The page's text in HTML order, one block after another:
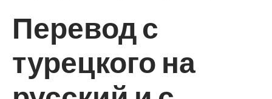
Перевод с
турецкого на